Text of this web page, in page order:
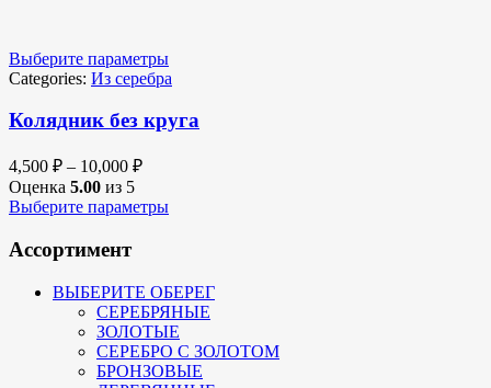
Выберите параметры
Categories: Из серебра
Колядник без круга
4,500 ₽ – 10,000 ₽
Оценка 5.00 из 5
Выберите параметры
Ассортимент
ВЫБЕРИТЕ ОБЕРЕГ
СЕРЕБРЯНЫЕ
ЗОЛОТЫЕ
СЕРЕБРО С ЗОЛОТОМ
БРОНЗОВЫЕ